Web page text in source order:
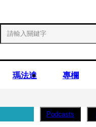
瑪法達 專欄
Podcasts